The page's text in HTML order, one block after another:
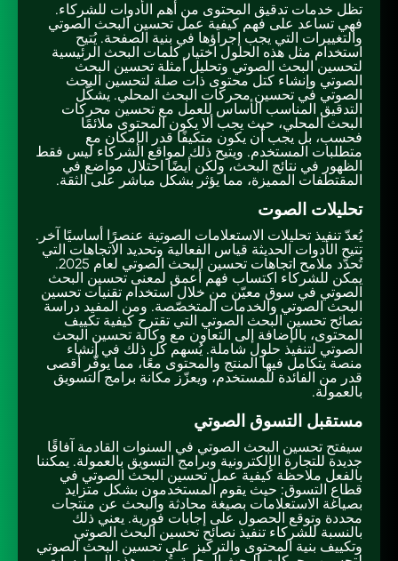
تظل خدمات تدقيق المحتوى من أهم الأدوات للشركاء.
فهي تساعد على فهم كيفية عمل تحسين البحث الصوتي
والتغييرات التي يجب إجراؤها في بنية الصفحة. يُتيح
استخدام مثل هذه الحلول اختيار كلمات البحث الرئيسية
لتحسين البحث الصوتي وتحليل أمثلة تحسين البحث
الصوتي وإنشاء كتل محتوى ذات صلة لتحسين البحث
الصوتي في تحسين محركات البحث المحلي. يشكّل
التدقيق المناسب الأساس للعمل مع تحسين محركات
البحث المحلي، حيث يجب ألا يكون المحتوى ملائمًا
فحسب، بل يجب أن يكون متكيفًا قدر الإمكان مع
متطلبات المستخدم. ويتيح ذلك لمواقع الشركاء ليس فقط
الظهور في نتائج البحث، ولكن أيضًا احتلال مواضع في
المقتطفات المميزة، مما يؤثر بشكل مباشر على الثقة.
تحليلات الصوت
يُعدّ تنفيذ تحليلات الاستعلامات الصوتية عنصرًا أساسيًا آخر.
تتيح الأدوات الحديثة قياس الفعالية وتحديد الاتجاهات التي
تُحدّد ملامح اتجاهات تحسين البحث الصوتي لعام 2025.
يمكن للشركاء اكتساب فهم أعمق لمعنى تحسين البحث
الصوتي في سوق معيّن من خلال استخدام تقنيات تحسين
البحث الصوتي والخدمات المتخصّصة. ومن المفيد دراسة
نصائح تحسين البحث الصوتي التي تقترح كيفية تكييف
المحتوى، بالإضافة إلى التعاون مع وكالة تحسين البحث
الصوتي لتنفيذ حلول شاملة. يُسهم كل ذلك في إنشاء
منصة يتكامل فيها المنتج والمحتوى معًا، مما يوفّر أقصى
قدر من الفائدة للمستخدم، ويعزّز مكانة برامج التسويق
بالعمولة.
مستقبل التسوق الصوتي
سيفتح تحسين البحث الصوتي في السنوات القادمة آفاقًا
جديدة للتجارة الإلكترونية وبرامج التسويق بالعمولة. يمكننا
بالفعل ملاحظة كيفية عمل تحسين البحث الصوتي في
قطاع التسوق: حيث يقوم المستخدمون بشكل متزايد
بصياغة الاستعلامات بصيغة محادثة والبحث عن منتجات
محددة وتوقع الحصول على إجابات فورية. يعني ذلك
بالنسبة للشركاء تنفيذ نصائح تحسين البحث الصوتي
وتكييف بنية المحتوى والتركيز على تحسين البحث الصوتي